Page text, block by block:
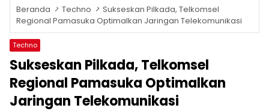
Beranda Techno
Sukseskan Pilkada, Telkomsel
Regional Pamasuka Optimalkan Jaringan Telekomunikasi
Techno
Sukseskan Pilkada, Telkomsel
Regional Pamasuka Optimalkan
Jaringan Telekomunikasi